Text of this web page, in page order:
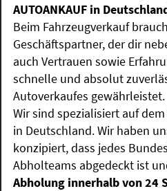
AUTOANKAUF in
Beim Fahrzeugverkauf
Geschäftspartner, der dir
auch Vertrauen sowie
schnelle und absolut
Autoverkaufes gewährleistet.
Wir sind spezialisiert auf
in Deutschland. Wir haben
konzipiert, dass jedes
Abholteams abgedeckt ist
Abholung innerhalb von 24